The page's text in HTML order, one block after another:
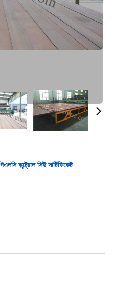
কন্ট্রোল সিই সার্টিফিকেট